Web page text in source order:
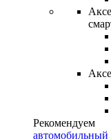
Рекомендуем
автомобильный